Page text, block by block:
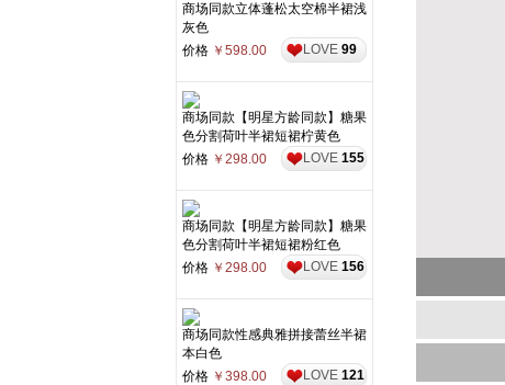
商场同款立体蓬松太空棉半裙浅
灰色
价格 ￥598.00 LOVE 99
商场同款【明星方龄同款】糖果
色分割荷叶半裙短裙柠黄色
价格 ￥298.00 LOVE 155
商场同款【明星方龄同款】糖果
色分割荷叶半裙短裙粉红色
价格 ￥298.00 LOVE 156
商场同款性感典雅拼接蕾丝半裙
本白色
价格 ￥398.00 LOVE 121